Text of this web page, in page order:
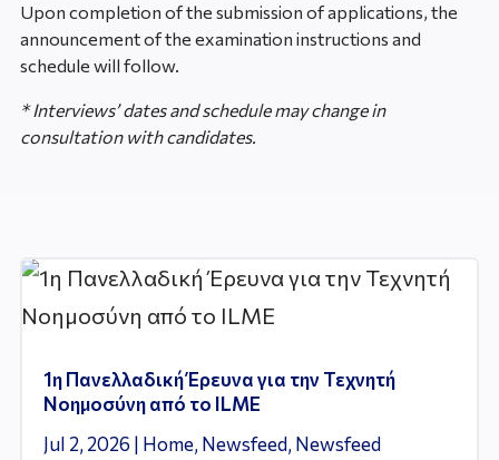
Upon completion of the submission of applications, the
announcement of the examination instructions and
schedule will follow.
* Interviews’ dates and schedule may change in
consultation with candidates.
1η Πανελλαδική Έρευνα για την Τεχνητή
Νοημοσύνη από το ILME
Jul 2, 2026 | Home, Newsfeed, Newsfeed